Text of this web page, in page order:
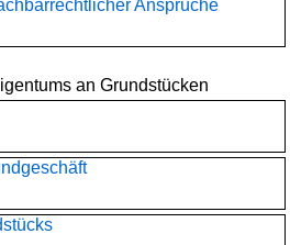
Ansprüche
an Grundstücken